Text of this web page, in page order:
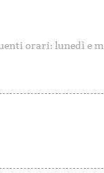
orari: lunedì e